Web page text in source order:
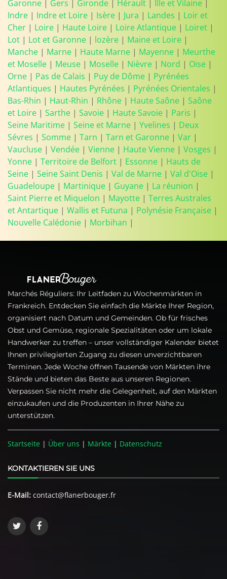
Garonne | Gers | Gironde | Hérault | Ille et Vilaine |
Indre | Indre et Loire | Isère | Jura | Landes | Loir et
Cher | Loire | Haute Loire | Loire Atlantique | Loiret |
Lot | Lot et Garonne | lozère | Maine et Loire |
Manche | Marne | Haute Marne | Mayenne | Meurthe
et Moselle | Meuse | Moselle | Nièvre | Nord | Oise |
Orne | Pas de Calais | Puy de Dôme | Pyrénées
Atlantiques | Hautes Pyrénées | Pyrénées Orientales |
Bas-Rhin | Haut-Rhin | Rhône | Haute Saône | Saône
et Loire | Sarthe | Savoie | Haute Savoie | Paris |
Seine Maritime | Seine et Marne | Yvelines | Deux
Sévres | Somme | Tarn | Tarn et Garonne | Var |
Vaucluse | Vendée | Vienne | Haute Vienne | Vosges |
Yonne | Territoire de Belfort | Essonne | Hauts de
Seine | Seine Saint Denis | Val de Marne | Val d'Oise |
Guadeloupe | Martinique | Guyane | La réunion |
Saint Pierre et Miquelon | Mayotte | Terres Australes
et Antartique | Wallis et Futuna | Polynésie Française |
Nouvelle Calédonie | Morbihan |
Marchés Réguliers: Ihr Leitfaden zu Wochenmärkten in
Frankreich. Entdecken Sie einfach die Märkte Ihrer Region,
organisiert nach Datum und Gemeinden. Ob für frisches
Obst und Gemüse, regionale Spezialitäten oder um lokale
Handwerker zu treffen – unser vollständiger Kalender bietet
Ihnen privilegierten Zugang zu diesen unverzichtbaren
Terminen. Jede Woche öffnen Tausende von Märkten ihre
Stände und bieten das Beste aus unseren Regionen.
Verpassen Sie nicht mehr die Gelegenheit, auf den Märkten
einzukaufen und die Produzenten in Ihrer Nähe zu
unterstützen.
Startseite | Über uns | Märkte | Datenschutz
KONTAKTIEREN SIE UNS
E-Mail: contact@flanerbouger.fr